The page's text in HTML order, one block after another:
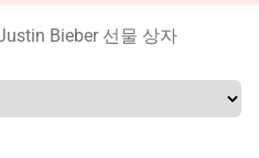
Bieber 선물 상자